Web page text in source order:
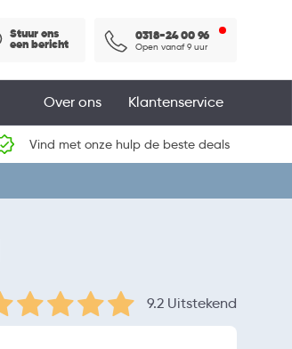
Stuur ons
een bericht
0318-24 00 96
Open vanaf 9 uur
Klantenservice
Over ons
Vind met onze hulp de beste deals
9.2 Uitstekend